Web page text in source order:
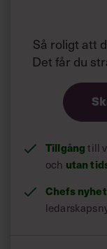
Så roligt att
Det får du
Tillgångtill
och utan
Chefs